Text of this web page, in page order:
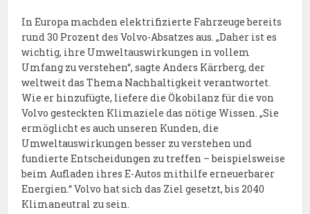
In Europa machden elektrifizierte Fahrzeuge bereits
rund 30 Prozent des Volvo-Absatzes aus. „Daher ist es
wichtig, ihre Umweltauswirkungen in vollem
Umfang zu verstehen“, sagte Anders Kärrberg, der
weltweit das Thema Nachhaltigkeit verantwortet.
Wie er hinzufügte, liefere die Ökobilanz für die von
Volvo gesteckten Klimaziele das nötige Wissen. „Sie
ermöglicht es auch unseren Kunden, die
Umweltauswirkungen besser zu verstehen und
fundierte Entscheidungen zu treffen – beispielsweise
beim Aufladen ihres E-Autos mithilfe erneuerbarer
Energien.“ Volvo hat sich das Ziel gesetzt, bis 2040
Klimaneutral zu sein.